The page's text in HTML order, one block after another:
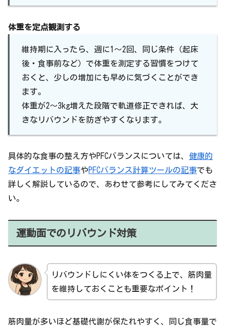
体重を定点観測する
維持期に入ったら、週に1〜2回、同じ条件（起床
後・食事前など）で体重を測定する習慣をつけて
おくと、少しの増加にも早めに気づくことができ
ます。
体重が2〜3kg増えた段階で軌道修正できれば、大
きなリバウンドを防ぎやすくなります。
具体的な食事の整え方やPFCバランスについては、 健康的
なダイエットの記事やPFCバランス計算ツールの記事でも
詳しく解説しているので、あわせて参考にしてみてくださ
い。
運動面でのリバウンド対策
リバウンドしにくい体をつくる上で、筋肉量
を維持しておくことも重要なポイント！
筋肉量が多いほど基礎代謝が保たれやすく、同じ食事量で